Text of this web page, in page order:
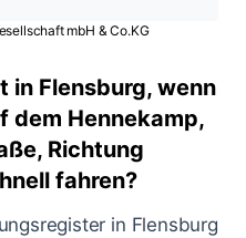
mbH & Co.KG
in Flensburg, wenn
dem Hennekamp,
Richtung
fahren?
in Flensburg